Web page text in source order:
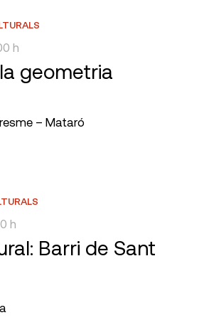
h
geometria
– Mataró
h
Barri de Sant